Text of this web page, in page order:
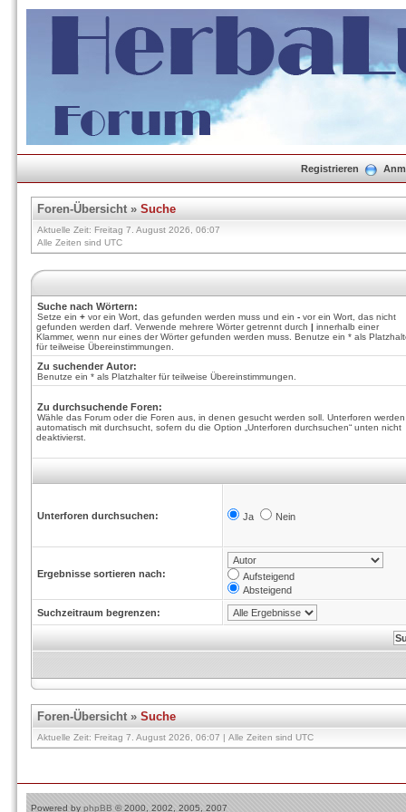
Registrieren
Foren-Übersicht» Suche
Aktuelle Zeit: Freitag 7. August 2026, 06:07
Alle Zeiten sind UTC
Suche nach Wörtern:
Setze ein + vor ein Wort, das gefunden werden muss und ein - vor ein Wort, das nicht
gefunden werden darf. Verwende mehrere Wörter getrennt durch | innerhalb einer
Klammer, wenn nur eines der Wörter gefunden werden muss. Benutze ein * als
für teilweise Übereinstimmungen.
Zu suchender Autor:
Benutze ein * als Platzhalter für teilweise Übereinstimmungen.
Zu durchsuchende Foren:
Wähle das Forum oder die Foren aus, in denen gesucht werden soll. Unterforen werden
automatisch mit durchsucht, sofern du die Option „Unterforen durchsuchen“ unten nicht
deaktivierst.
Unterforen durchsuchen: Ja Nein
Ergebnisse sortieren nach:
Aufsteigend
Absteigend
Suchzeitraum begrenzen:
Foren-Übersicht» Suche
Aktuelle Zeit: Freitag 7. August 2026, 06:07 | Alle Zeiten sind UTC
Powered by phpBB © 2000, 2002, 2005, 2007